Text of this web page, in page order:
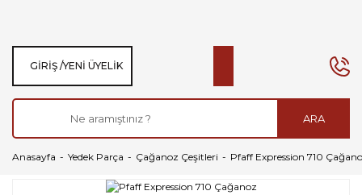
ARA
GIRIŞ /YENI ÜYELIK
Anasayfa Yedek Parça Çağanoz Çeşitleri Pfaff Expression 710